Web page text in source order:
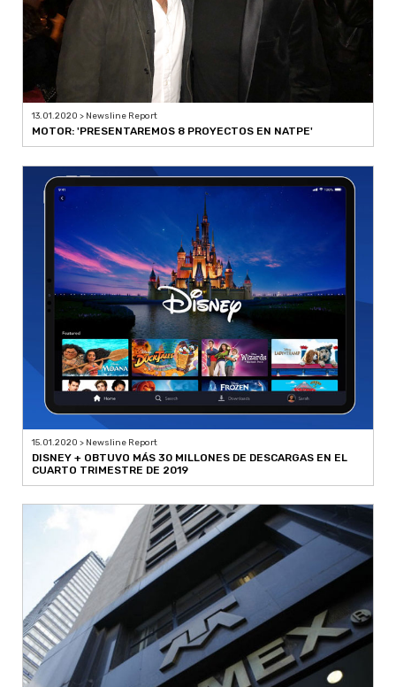
13.01.2020 > Newsline Report
MOTOR: 'PRESENTAREMOS 8 PROYECTOS EN NATPE'
15.01.2020 > Newsline Report
DISNEY + OBTUVO MÁS 30 MILLONES DE DESCARGAS EN EL
CUARTO TRIMESTRE DE 2019